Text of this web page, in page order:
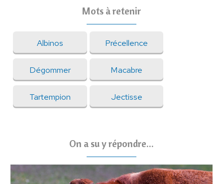
Mots à retenir
Albinos Précellence
Dégommer Macabre
Tartempion Jectisse
On a su y répondre...